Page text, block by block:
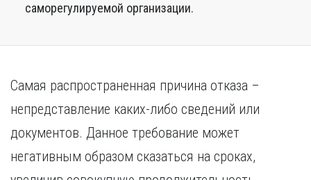
саморегулируемой организации.
Самая распространенная причина отказа –
непредставление каких-либо сведений или
документов. Данное требование может
негативным образом сказаться на сроках,